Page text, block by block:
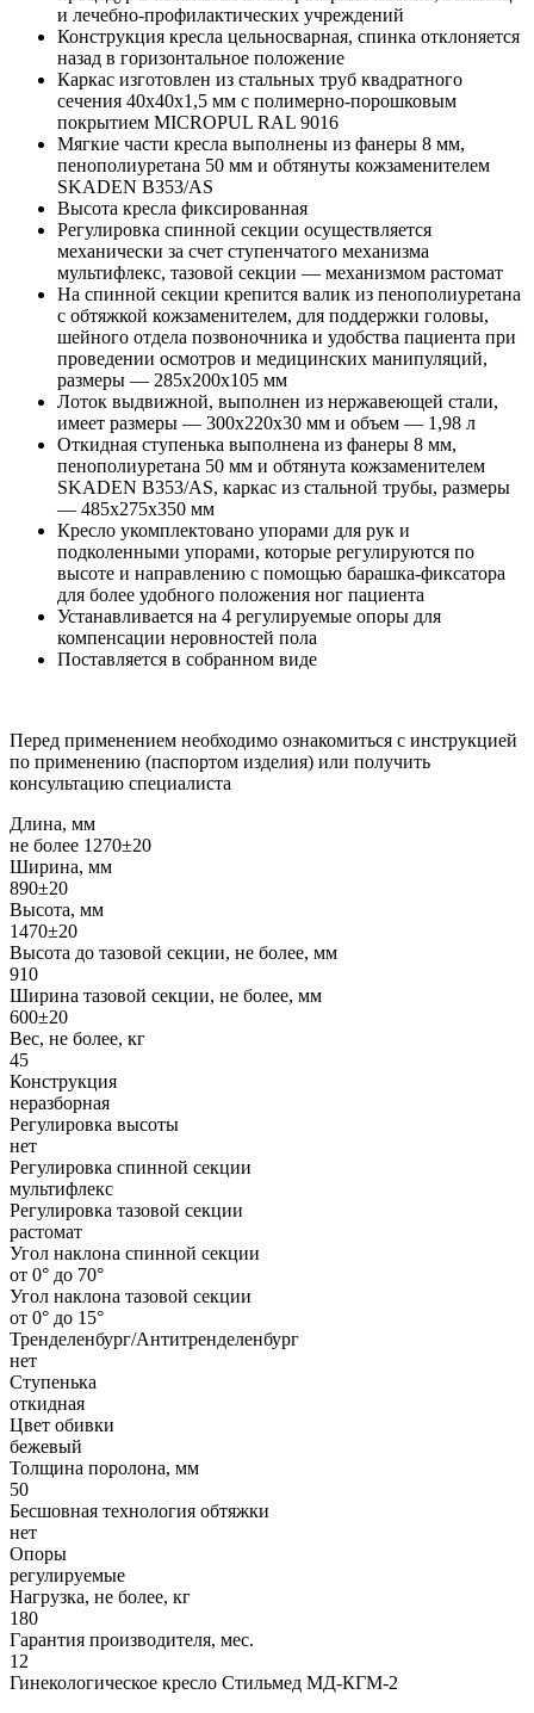
и лечебно-профилактических учреждений
Конструкция кресла цельносварная, спинка отклоняется
назад в горизонтальное положение
Каркас изготовлен из стальных труб квадратного
сечения 40x40x1,5 мм с полимерно-порошковым
покрытием MICROPUL RAL 9016
Мягкие части кресла выполнены из фанеры 8 мм,
пенополиуретана 50 мм и обтянуты кожзаменителем
SKADEN B353/AS
Высота кресла фиксированная
Регулировка спинной секции осуществляется
механически за счет ступенчатого механизма
мультифлекс, тазовой секции — механизмом растомат
На спинной секции крепится валик из пенополиуретана
с обтяжкой кожзаменителем, для поддержки головы,
шейного отдела позвоночника и удобства пациента при
проведении осмотров и медицинских манипуляций,
размеры — 285x200x105 мм
Лоток выдвижной, выполнен из нержавеющей стали,
имеет размеры — 300x220x30 мм и объем — 1,98 л
Откидная ступенька выполнена из фанеры 8 мм,
пенополиуретана 50 мм и обтянута кожзаменителем
SKADEN B353/AS, каркас из стальной трубы, размеры
— 485x275x350 мм
Кресло укомплектовано упорами для рук и
подколенными упорами, которые регулируются по
высоте и направлению с помощью барашка-фиксатора
для более удобного положения ног пациента
Устанавливается на 4 регулируемые опоры для
компенсации неровностей пола
Поставляется в собранном виде
Перед применением необходимо ознакомиться с инструкцией
по применению (паспортом изделия) или получить
консультацию специалиста
Длина, мм
не более 1270±20
Ширина, мм
890±20
Высота, мм
1470±20
Высота до тазовой секции, не более, мм
910
Ширина тазовой секции, не более, мм
600±20
Вес, не более, кг
45
Конструкция
неразборная
Регулировка высоты
нет
Регулировка спинной секции
мультифлекс
Регулировка тазовой секции
растомат
Угол наклона спинной секции
от 0° до 70°
Угол наклона тазовой секции
от 0° до 15°
Тренделенбург/Антитренделенбург
нет
Ступенька
откидная
Цвет обивки
бежевый
Толщина поролона, мм
50
Бесшовная технология обтяжки
нет
Опоры
регулируемые
Нагрузка, не более, кг
180
Гарантия производителя, мес.
12
Гинекологическое кресло Стильмед МД-КГМ-2